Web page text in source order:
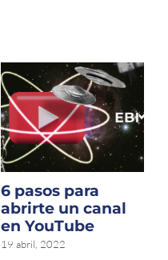
6 pasos para
abrirte un canal
en YouTube
19 abril, 2022